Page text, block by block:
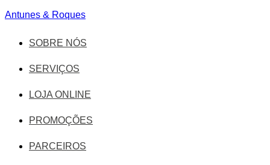
Antunes & Roques
SOBRE NÓS
SERVIÇOS
LOJA ONLINE
PROMOÇÕES
PARCEIROS